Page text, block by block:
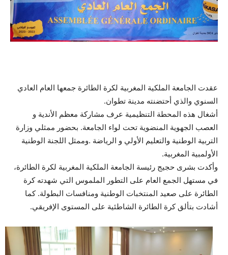
عقدت الجامعة الملكية المغربية لكرة الطائرة جمعها العام العادي
السنوي والذي أحتضنته مدينة تطوان.
أشغال هذه المحطة التنظيمية عرف مشاركة معظم الأندية و
العصب الجهوية المنضوية تحت لواء الجامعة. بحضور ممثلي وزارة
التربية الوطنية والتعليم الأولي و الرياضة .وممثل اللجنة الوطنية
الأولمبية المغربية.
وأكدت بشرى حجيج رئيسة الجامعة الملكية المغربية لكرة الطائرة،
في مستهل الجمع العام على التطور الملموس التي شهدته كرة
الطائرة على صعيد المنتخبات الوطنية ومنافسات البطولة. كما
أشادت بتألق كرة الطائرة الشاطئية على المستوى الإفريقي.